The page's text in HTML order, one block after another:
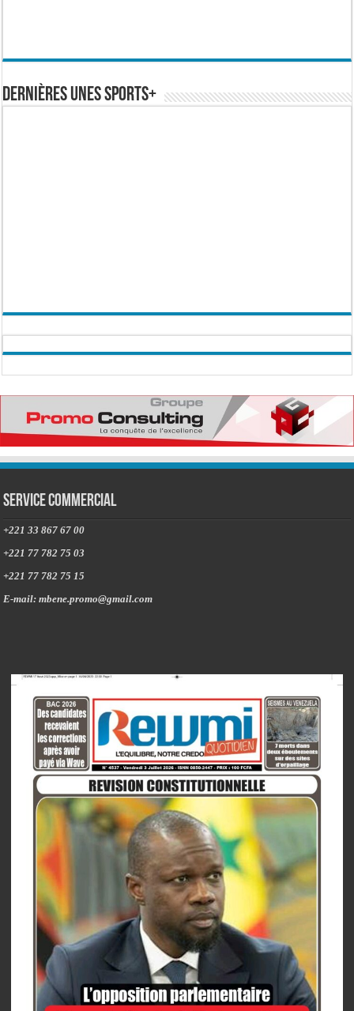
Dernières Unes Sports+
Service commercial
+221 33 867 67 00
+221 77 782 75 03
+221 77 782 75 15
E-mail: mbene.promo@gmail.com